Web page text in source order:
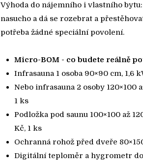
Výhoda do nájemního i vlastního
nasucho a dá se rozebrat a
potřeba žádné speciální povolení.
Micro-BOM - co budete reálně
Infrasauna 1 osoba 90×90 cm, 1,6
Nebo infrasauna 2 osoby 120×100
1 ks
Podložka pod saunu 100×100 až
Kč, 1 ks
Ochranná rohož před dveře
Digitální teploměr a hygrometr